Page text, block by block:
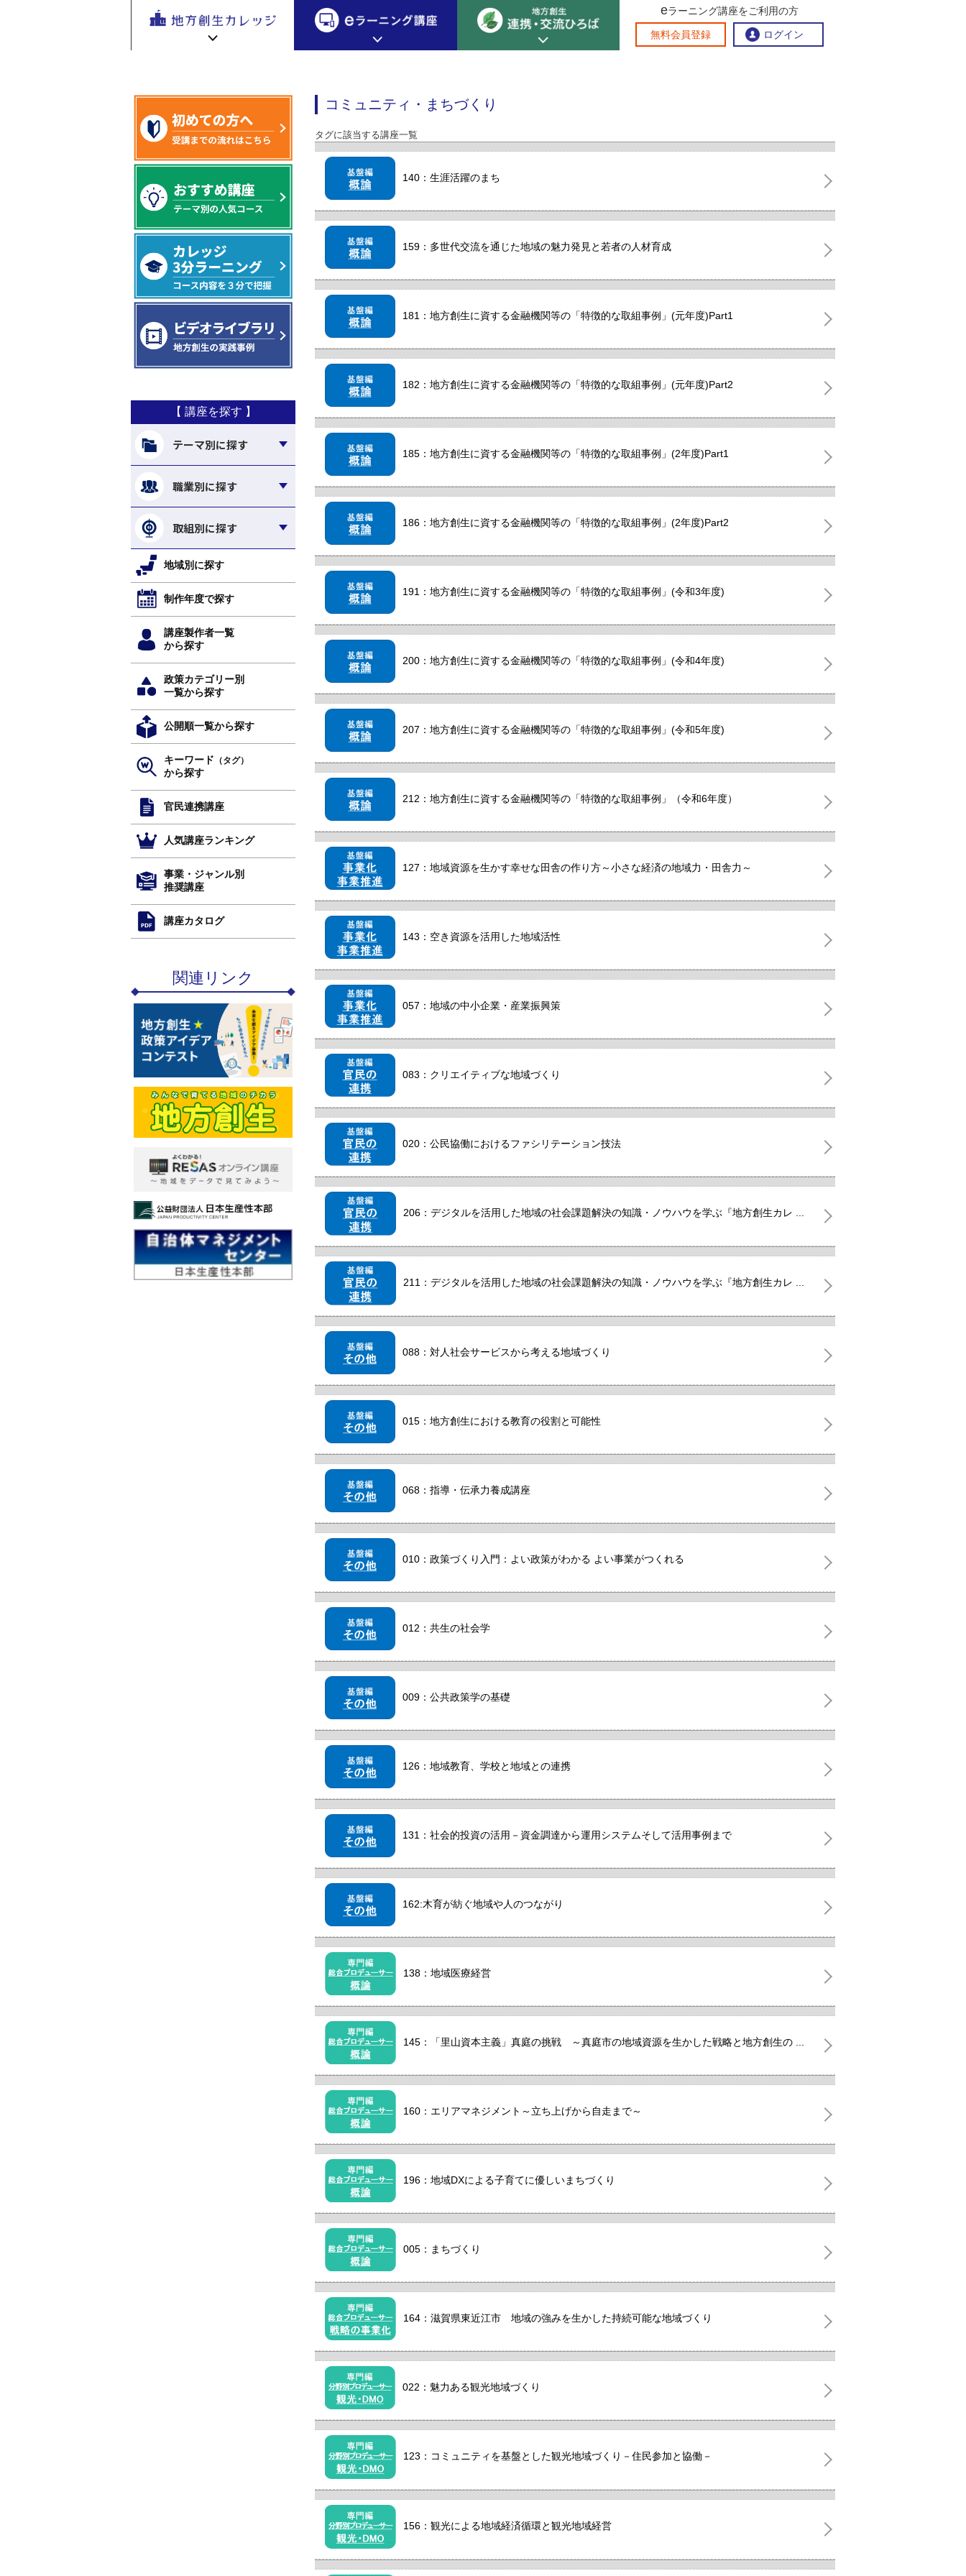
地方創生カレッジ
地方創生カレッジ HOME
新着情報 地方創生カレッジについて
地方創生カレッジ活用の流れ
ビデオライブラリ
eラーニング講座
e
初めての方へ
eラーニング受講者の声
連携交流ひろば
連携・交流ひろば HOME
連携・交流ひろばについて 地方創生×デジタル
全国で活躍する地方創生専門人材
地方創生応援プロジェクト
eラーニング講座をご利用の方
無料会員登録 ログイン
地方創生
を無料eラ
講座が200
>>コミュニティ・まちづくり
【 講座を探す 】
テーマ別に探す
職業別に探す
取組別に探す
地域別に探す
制作年度で探す
講座製作者一覧
から探す
政策カテゴリー別
一覧から探す
公開順一覧から探す
キーワード （タグ）
から探す
官民連携講座
人気講座ランキング
事業・ジャンル別
推奨講座
講座カタログ
関連リンク
コミュニティ・まちづくり
タグに該当する講座一覧
140：生涯活躍のまち
159：多世代交流を通じた地域の魅力発見と若者の人材育成
181：地方創生に資する金融機関等の「特徴的な取組事例」(元年度)Part1
182：地方創生に資する金融機関等の「特徴的な取組事例」(元年度)Part2
185：地方創生に資する金融機関等の「特徴的な取組事例」(2年度)Part1
186：地方創生に資する金融機関等の「特徴的な取組事例」(2年度)Part2
191：地方創生に資する金融機関等の「特徴的な取組事例」(令和3年度)
200：地方創生に資する金融機関等の「特徴的な取組事例」(令和4年度)
207：地方創生に資する金融機関等の「特徴的な取組事例」(令和5年度)
212：地方創生に資する金融機関等の「特徴的な取組事例」（令和6年度）
127：地域資源を生かす幸せな田舎の作り方～小さな経済の地域力・田舎力～
143：空き資源を活用した地域活性
057：地域の中小企業・産業振興策
083：クリエイティブな地域づくり
020：公民協働におけるファシリテーション技法
206：デジタルを活用した地域の社会課題解決の知識・ノウハウを学ぶ『地方創生カレ ...
211：デジタルを活用した地域の社会課題解決の知識・ノウハウを学ぶ『地方創生カレ ...
088：対人社会サービスから考える地域づくり
015：地方創生における教育の役割と可能性
068：指導・伝承力養成講座
010：政策づくり入門：よい政策がわかる よい事業がつくれる
012：共生の社会学
009：公共政策学の基礎
126：地域教育、学校と地域との連携
131：社会的投資の活用－資金調達から運用システムそして活用事例まで
162:木育が紡ぐ地域や人のつながり
138：地域医療経営
145：「里山資本主義」真庭の挑戦 ～真庭市の地域資源を生かした戦略と地方創生の ...
160：エリアマネジメント～立ち上げから自走まで～
196：地域DXによる子育てに優しいまちづくり
005：まちづくり
164：滋賀県東近江市 地域の強みを生かした持続可能な地域づくり
022：魅力ある観光地域づくり
123：コミュニティを基盤とした観光地域づくり－住民参加と協働－
156：観光による地域経済循環と観光地域経営